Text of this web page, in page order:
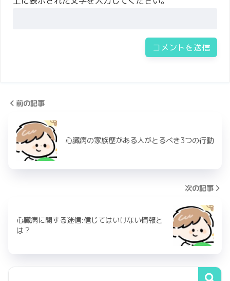
前の記事
心臓病の家族歴がある人がとるべき3つの行動
次の記事
心臓病に関する迷信:信じてはいけない情報と
は？